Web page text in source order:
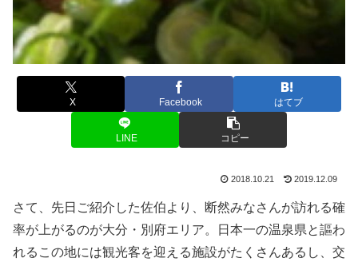
X Facebook はてブ
LINE コピー
2018.10.21 2019.12.09
さて、先日ご紹介した佐伯より、断然みなさんが訪れる確
率が上がるのが大分・別府エリア。日本一の温泉県と謳わ
れるこの地には観光客を迎える施設がたくさんあるし、交